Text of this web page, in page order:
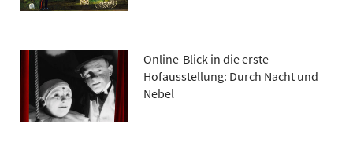
Online-Blick in die erste
Hofausstellung: Durch Nacht und
Nebel